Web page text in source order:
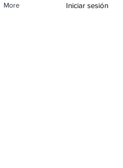
More Iniciar sesión